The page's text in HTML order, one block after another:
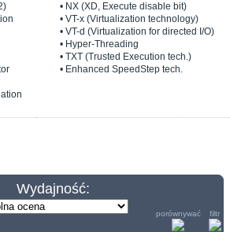
• NX (XD, Execute disable bit)
• VT-x (Virtualization technology)
• VT-d (Virtualization for directed I/O)
• Hyper-Threading
• TXT (Trusted Execution tech.)
• Enhanced SpeedStep tech.
Wydajność:
porównywać filtr